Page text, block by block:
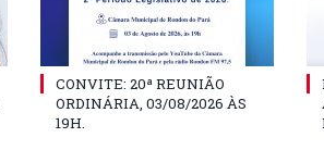
CONVITE: 20ª REUNIÃO
ORDINÁRIA, 03/08/2026 ÀS
19H.